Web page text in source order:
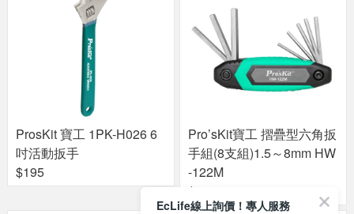
ProsKit 寶工 1PK-H026 6
吋活動扳手
$195
Pro’sKit寶工 摺疊型六角扳
手組(8支組)1.5～8mm HW
-122M
$180
EcLife線上詢價！專人服務